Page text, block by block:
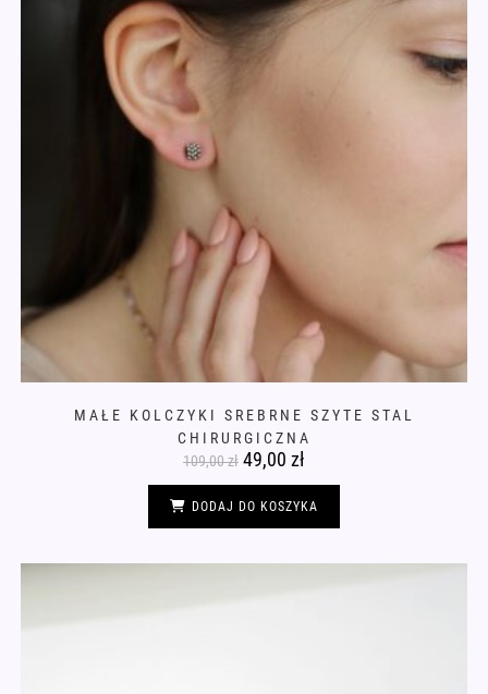
MAŁE KOLCZYKI SREBRNE SZYTE STAL
CHIRURGICZNA
109,00zł Pierwotna
cena
wynosiła:
109,00 zł.
49,00 zł
wynosi:
49,00 zł.
DODAJ DO KOSZYKA